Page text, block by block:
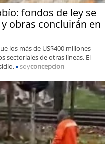
fondos de ley se
obras concluirán en
los más de US$400 millones
sectoriales de otras líneas. El
soyconcepcion